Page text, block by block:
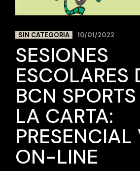
SIN CATEGORIA 10/01/2022
SESIONES
ESCOLARES
BCN
LA CARTA:
PRESENCIAL
ON-LINE